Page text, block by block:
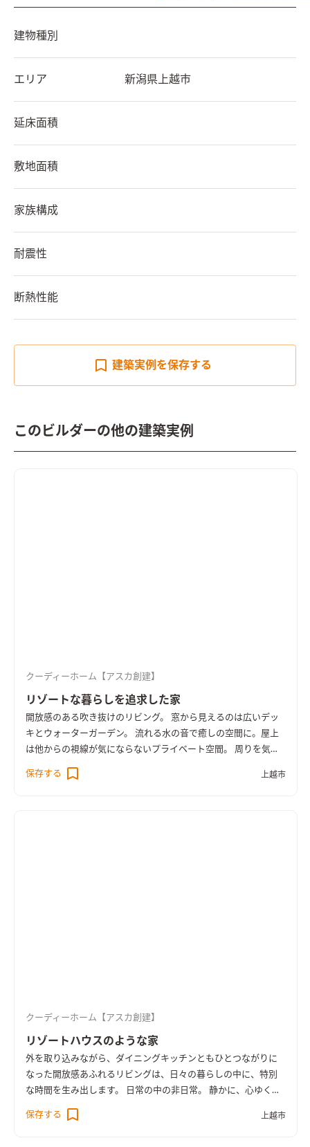
建物種別
エリア 新潟県上越市
延床面積
敷地面積
家族構成
耐震性
断熱性能
建築実例を保存する
このビルダーの他の建築実例
クーディーホーム【アスカ創建】
リゾートな暮らしを追求した家
開放感のある吹き抜けのリビング。 窓から見えるのは広いデッ
キとウォーターガーデン。 流れる水の音で癒しの空間に。 屋上
は他からの視線が気にならないプライベート空間。 周りを気に
小さなお子様がいらっしゃる場合も、道路に飛び出す心配があ
保存する 上越市
クーディーホーム【アスカ創建】
リゾートハウスのような家
外を取り込みながら、ダイニングキッチンともひとつながりに
なった開放感あふれるリビングは、日々の暮らしの中に、特別
な時間を生み出します。 日常の中の非日常。 静かに、心ゆくま
で「贅」のあるひとときを、この場所で。
保存する
上越市